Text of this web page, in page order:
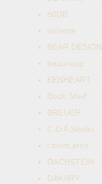
80DB
assiette
BEAR DESIGN
beaucoup
BENHEART
Book Shelf
BREUER
C.O.F.Studio
comm.arch
DACHSTEIN
DAKARY